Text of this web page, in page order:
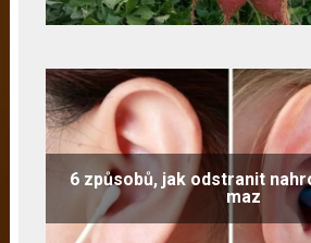
6 způsobů, jak odstranit
maz